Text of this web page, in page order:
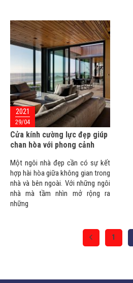
2021
29/04
Cửa kính cường lực đẹp giúp
chan hòa với phong cảnh
Một ngôi nhà đẹp cần có sự kết
hợp hài hòa giữa không gian trong
nhà và bên ngoài. Với những ngôi
nhà mà tầm nhìn mở rộng ra
những
1